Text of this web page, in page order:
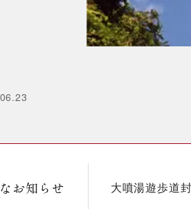
お知らせ 大噴湯遊歩道